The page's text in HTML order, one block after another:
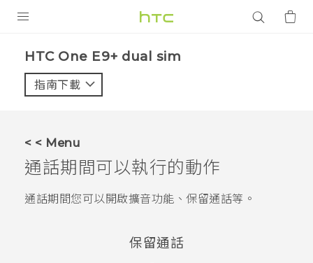
VIVE
HTC One E9+ dual sim‎
指南下載
< < Menu
通話期間可以執行的動作
通話期間您可以開啟擴音功能、保留通話等。
保留通話